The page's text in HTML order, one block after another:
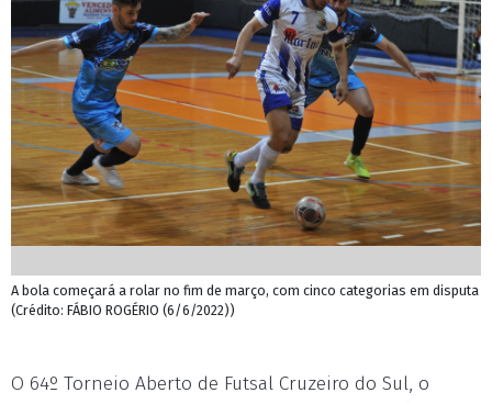
A bola começará a rolar no fim de março, com cinco categorias em disputa
(Crédito: FÁBIO ROGÉRIO (6/6/2022))
O 64º Torneio Aberto de Futsal Cruzeiro do Sul, o